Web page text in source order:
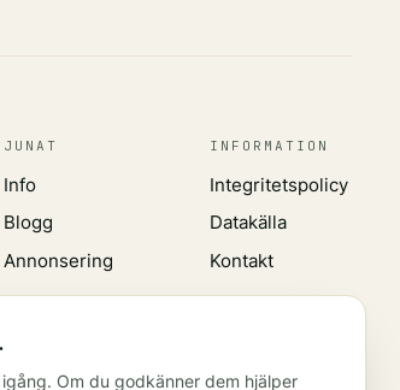
JUNAT
Info
Blogg
Annonsering
INFORMATION
Integritetspolicy
Datakälla
Kontakt
Om du godkänner dem hjälper